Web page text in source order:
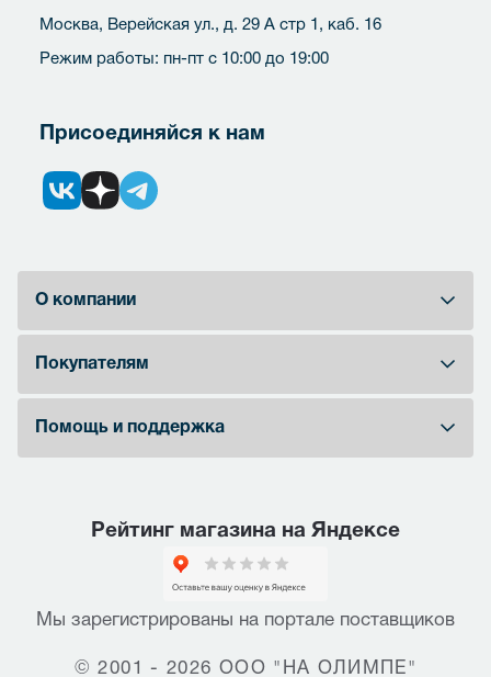
Москва, Верейская ул., д. 29 А стр 1, каб. 16
Режим работы: пн-пт с 10:00 до 19:00
Присоединяйся к нам
О компании
Покупателям
Помощь и поддержка
Рейтинг магазина на Яндексе
Мы зарегистрированы на портале поставщиков
© 2001 - 2026 ООО "НА ОЛИМПЕ"